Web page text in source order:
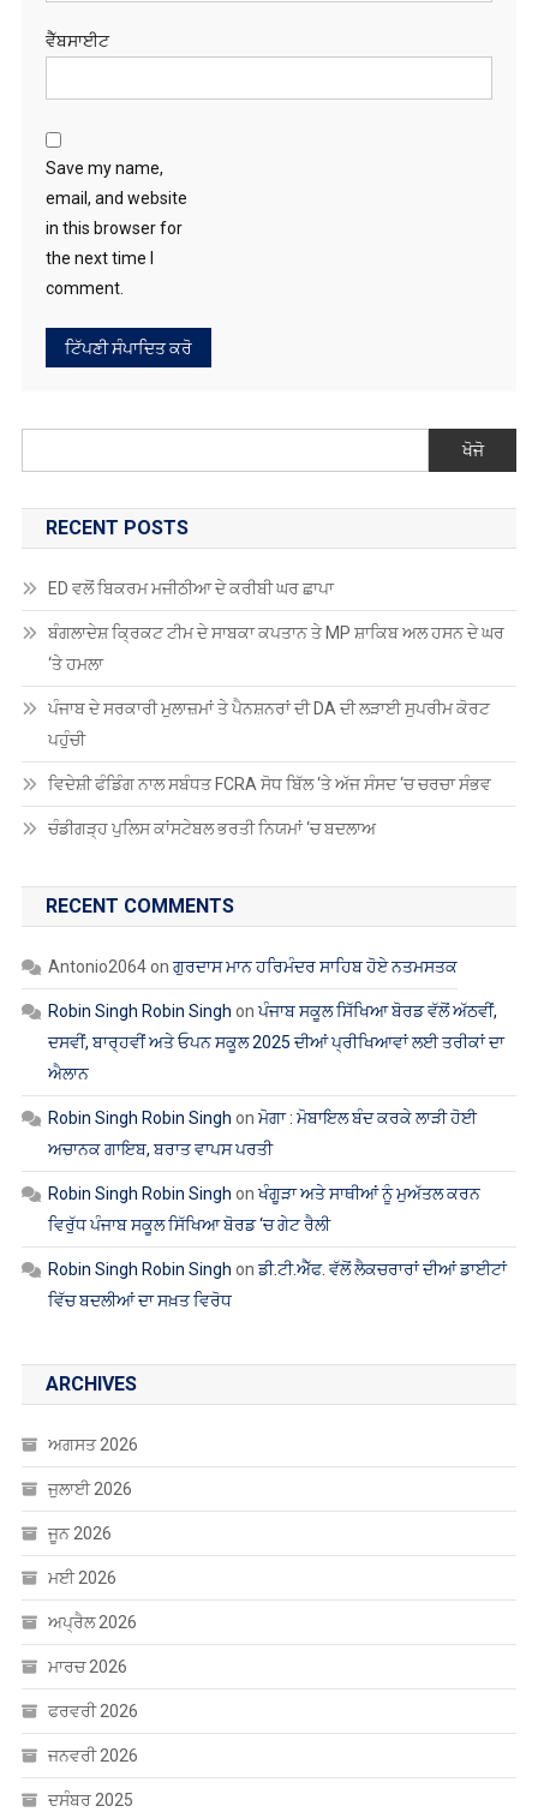
ਵੈੱਬਸਾਈਟ
Save my name,
email, and website
in this browser for
the next time I
comment.
ਖੋਜੋ
RECENT POSTS
ED ਵਲੋਂ ਬਿਕਰਮ ਮਜੀਠੀਆ ਦੇ ਕਰੀਬੀ ਘਰ ਛਾਪਾ
ਬੰਗਲਾਦੇਸ਼ ਕ੍ਰਿਕਟ ਟੀਮ ਦੇ ਸਾਬਕਾ ਕਪਤਾਨ ਤੇ MP ਸ਼ਾਕਿਬ ਅਲ ਹਸਨ ਦੇ ਘਰ
‘ਤੇ ਹਮਲਾ
ਪੰਜਾਬ ਦੇ ਸਰਕਾਰੀ ਮੁਲਾਜ਼ਮਾਂ ਤੇ ਪੈਨਸ਼ਨਰਾਂ ਦੀ DA ਦੀ ਲੜਾਈ ਸੁਪਰੀਮ ਕੋਰਟ
ਪਹੁੰਚੀ
ਵਿਦੇਸ਼ੀ ਫੰਡਿੰਗ ਨਾਲ ਸਬੰਧਤ FCRA ਸੋਧ ਬਿੱਲ ‘ਤੇ ਅੱਜ ਸੰਸਦ ‘ਚ ਚਰਚਾ ਸੰਭਵ
ਚੰਡੀਗੜ੍ਹ ਪੁਲਿਸ ਕਾਂਸਟੇਬਲ ਭਰਤੀ ਨਿਯਮਾਂ ‘ਚ ਬਦਲਾਅ
RECENT COMMENTS
Antonio2064on ਗੁਰਦਾਸ ਮਾਨ ਹਰਿਮੰਦਰ ਸਾਹਿਬ ਹੋਏ ਨਤਮਸਤਕ
Robin Singh Robin Singh onਪੰਜਾਬ ਸਕੂਲ ਸਿੱਖਿਆ ਬੋਰਡ ਵੱਲੋਂ ਅੱਠਵੀਂ,
ਦਸਵੀਂ, ਬਾਰ੍ਹਵੀਂ ਅਤੇ ਓਪਨ ਸਕੂਲ 2025 ਦੀਆਂ ਪ੍ਰੀਖਿਆਵਾਂ ਲਈ ਤਰੀਕਾਂ ਦਾ
ਐਲਾਨ
Robin Singh Robin Singh on ਮੋਗਾ : ਮੋਬਾਇਲ ਬੰਦ ਕਰਕੇ ਲਾੜੀ ਹੋਈ
ਅਚਾਨਕ ਗਾਇਬ, ਬਰਾਤ ਵਾਪਸ ਪਰਤੀ
Robin Singh Robin Singh onਖੰਗੂੜਾ ਅਤੇ ਸਾਥੀਆਂ ਨੂੰ ਮੁਅੱਤਲ ਕਰਨ
ਵਿਰੁੱਧ ਪੰਜਾਬ ਸਕੂਲ ਸਿੱਖਿਆ ਬੋਰਡ ‘ਚ ਗੇਟ ਰੈਲੀ
Robin Singh Robin Singh onਡੀ.ਟੀ.ਐੱਫ. ਵੱਲੋਂ ਲੈਕਚਰਾਰਾਂ ਦੀਆਂ ਡਾਈਟਾਂ
ਵਿੱਚ ਬਦਲੀਆਂ ਦਾ ਸਖ਼ਤ ਵਿਰੋਧ
ARCHIVES
ਅਗਸਤ 2026
ਜੁਲਾਈ 2026
ਜੂਨ 2026
ਮਈ 2026
ਅਪ੍ਰੈਲ 2026
ਮਾਰਚ 2026
ਫਰਵਰੀ 2026
ਜਨਵਰੀ 2026
ਦਸੰਬਰ 2025